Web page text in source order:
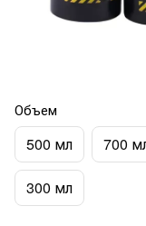
Объем
500 мл 700
300 мл